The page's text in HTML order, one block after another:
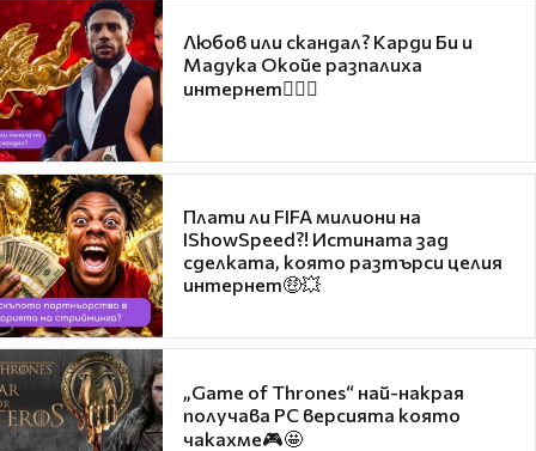
Любов или скандал? Карди Би и
Мадука Окойе разпалиха
интернет❤️‍🔥🔥
Плати ли FIFA милиони на
IShowSpeed?! Истината зад
сделката, която разтърси целия
интернет🤑💥
„Game of Thrones“ най-накрая
получава PC версията която
чакахме🎮🤩